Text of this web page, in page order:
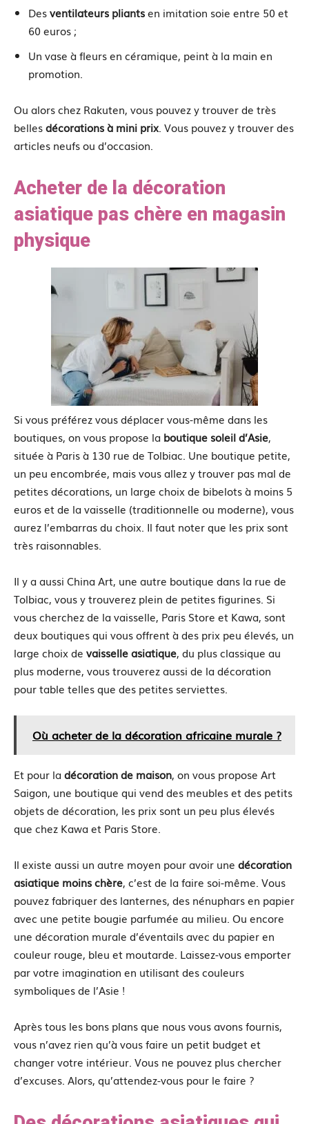
Desventilateurs pliantsen imitation soie entre 50 et
60 euros ;
Un vase à fleurs en céramique, peint à la main en
promotion.
Ou alors chez Rakuten, vous pouvez y trouver de très
bellesdécorations à mini prix. Vous pouvez y trouver des
articles neufs ou d’occasion.
Acheter de la décoration
asiatique pas chère en magasin
physique
Si vous préférez vous déplacer vous-même dans les
boutiques, on vous propose la boutique soleil d’Asie,
située à Paris à 130 rue de Tolbiac. Une boutique petite,
un peu encombrée, mais vous allez y trouver pas mal de
petites décorations, un large choix de bibelots à moins 5
euros et de la vaisselle (traditionnelle ou moderne), vous
aurez l’embarras du choix. Il faut noter que les prix sont
très raisonnables.
Il y a aussi China Art, une autre boutique dans la rue de
Tolbiac, vous y trouverez plein de petites figurines. Si
vous cherchez de la vaisselle, Paris Store et Kawa, sont
deux boutiques qui vous offrent à des prix peu élevés, un
large choix de vaisselle asiatique, du plus classique au
plus moderne, vous trouverez aussi de la décoration
pour table telles que des petites serviettes.
Où acheter de la décoration africaine murale ?
Et pour la décoration de maison, on vous propose Art
Saigon, une boutique qui vend des meubles et des petits
objets de décoration, les prix sont un peu plus élevés
que chez Kawa et Paris Store.
Il existe aussi un autre moyen pour avoir une décoration
asiatique moins chère, c’est de la faire soi-même. Vous
pouvez fabriquer des lanternes, des nénuphars en papier
avec une petite bougie parfumée au milieu. Ou encore
une décoration murale d’éventails avec du papier en
couleur rouge, bleu et moutarde. Laissez-vous emporter
par votre imagination en utilisant des couleurs
symboliques de l’Asie !
Après tous les bons plans que nous vous avons fournis,
vous n’avez rien qu’à vous faire un petit budget et
changer votre intérieur. Vous ne pouvez plus chercher
d’excuses. Alors, qu’attendez-vous pour le faire ?